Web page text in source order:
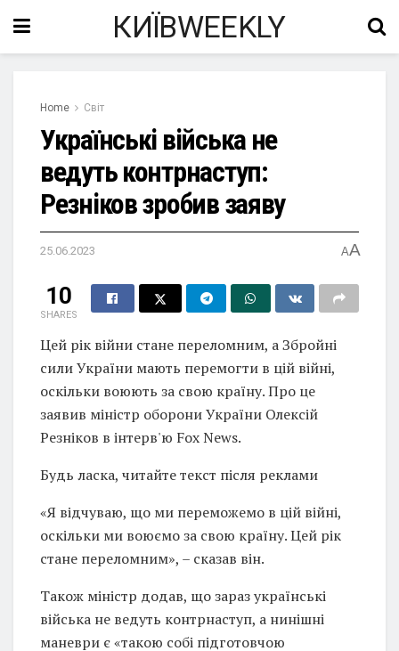
КИЇВWEEKLY
Home Світ
Українські війська не
ведуть контрнаступ:
Резніков зробив заяву
25.06.2023 AA
10
SHARES
Цей рік війни стане переломним, а Збройні
сили України мають перемогти в цій війні,
оскільки воюють за свою країну. Про це
заявив міністр оборони України Олексій
Резніков в інтерв'ю Fox News.
Будь ласка, читайте текст після реклами
«Я відчуваю, що ми переможемо в цій війні,
оскільки ми воюємо за свою країну. Цей рік
стане переломним», – сказав він.
Також міністр додав, що зараз українські
війська не ведуть контрнаступ, а нинішні
маневри є «такою собі підготовчою